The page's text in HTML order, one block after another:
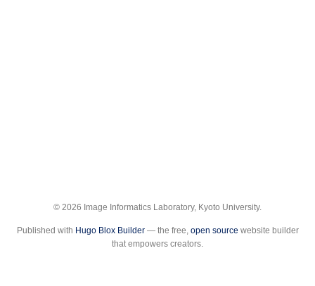
© 2026 Image Informatics Laboratory, Kyoto University.
Published with Hugo Blox Builder— the free, open source website builder
that empowers creators.